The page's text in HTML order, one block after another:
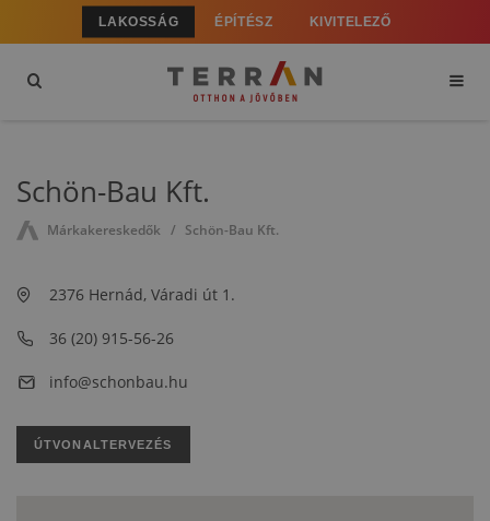
LAKOSSÁG ÉPÍTÉSZ KIVITELEZŐ
Schön-Bau Kft.
Márkakereskedők Schön-Bau Kft.
2376 Hernád, Váradi út 1.
36 (20) 915-56-26
info@schonbau.hu
ÚTVONALTERVEZÉS